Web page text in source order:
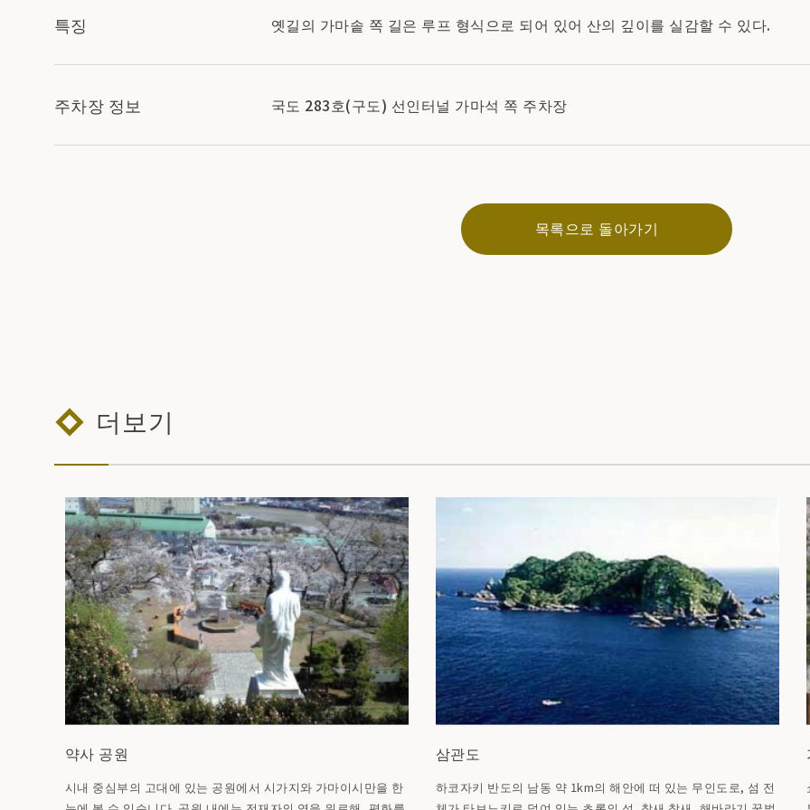
특징 옛길의 가마솥 쪽 길은 루프 형식으로 되어 있어 산의 깊이를 실감할 수 있다.
주차장 정보 국도 283호(구도) 선인터널 가마석 쪽 주차장
목록으로 돌아가기
더보기
약사 공원
시내 중심부의 고대에 있는 공원에서 시가지와 가마이시만을 한
삼관도
하코자키 반도의 남동 약 1km의 해안에 떠 있는 무인도로, 섬 전